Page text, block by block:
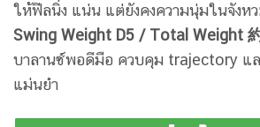
ให้ฟีลนิ่ง แน่น แต่ยังคงความนุ่มในจังห
Swing Weight D5 / Total Weight
บาลานซ์พอดีมือ ควบคุม trajectory แ
แม่นยำ